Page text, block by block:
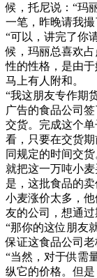
候，托尼说：“玛
一笔，昨晚请我
“可以，讲完了你
候，玛丽总喜欢
性的性格，是由于
马上有人附和。
“我这朋友专作期
广告的食品公司
交货。完成这个
看，只要在交货
同规定的时间交
就把这一万吨小
是，这批食品的
小麦涨价太多，
友的公司，想通
“那你的这位朋友
保证这食品公司老
“当然，对于供需
纵它的价格。但